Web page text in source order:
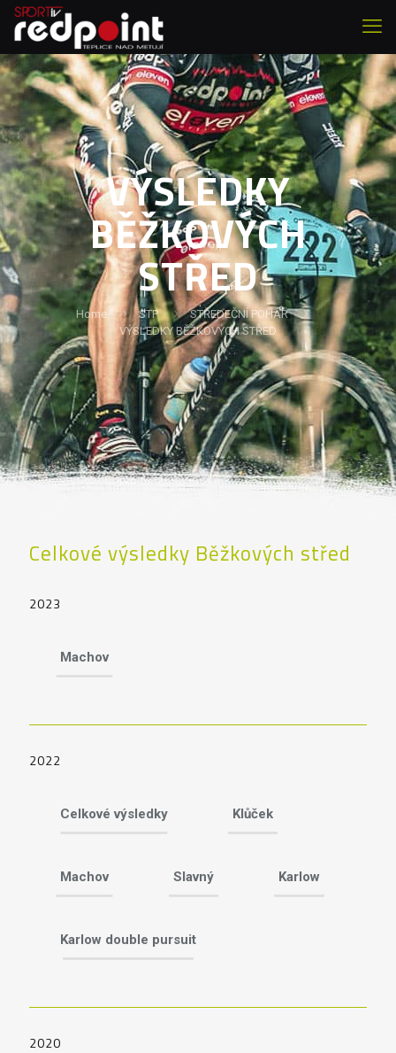
VÝSLEDKY
BĚŽKOVÝCH
STŘED
Home STP
STŘEDEČNÍ POHÁR
VÝSLEDKY BĚŽKOVÝCH STŘED
Celkové výsledky Běžkových střed
2023
Machov
2022
Celkové výsledky Klůček
Machov Slavný Karlow
Karlow double pursuit
2020